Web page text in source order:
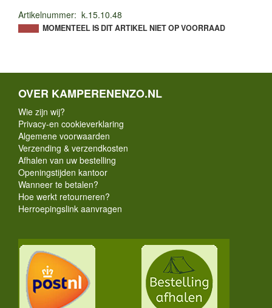
Artikelnummer: k.15.10.48
MOMENTEEL IS DIT ARTIKEL NIET OP VOORRAAD
OVER KAMPERENENZO.NL
Wie zijn wij?
Privacy-en cookieverklaring
Algemene voorwaarden
Verzending & verzendkosten
Afhalen van uw bestelling
Openingstijden kantoor
Wanneer te betalen?
Hoe werkt retourneren?
Herroepingslink aanvragen